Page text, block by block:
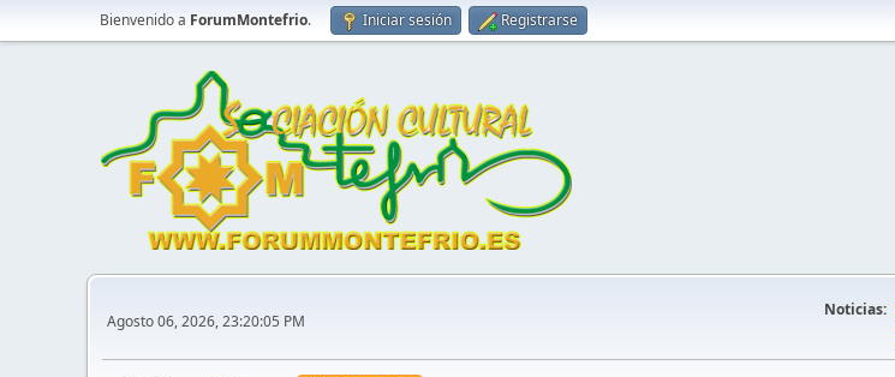
Bienvenido a ForumMontefrio. Iniciar sesión Registrarse
Agosto 06, 2026, 23:20:05 PM
Noticias: